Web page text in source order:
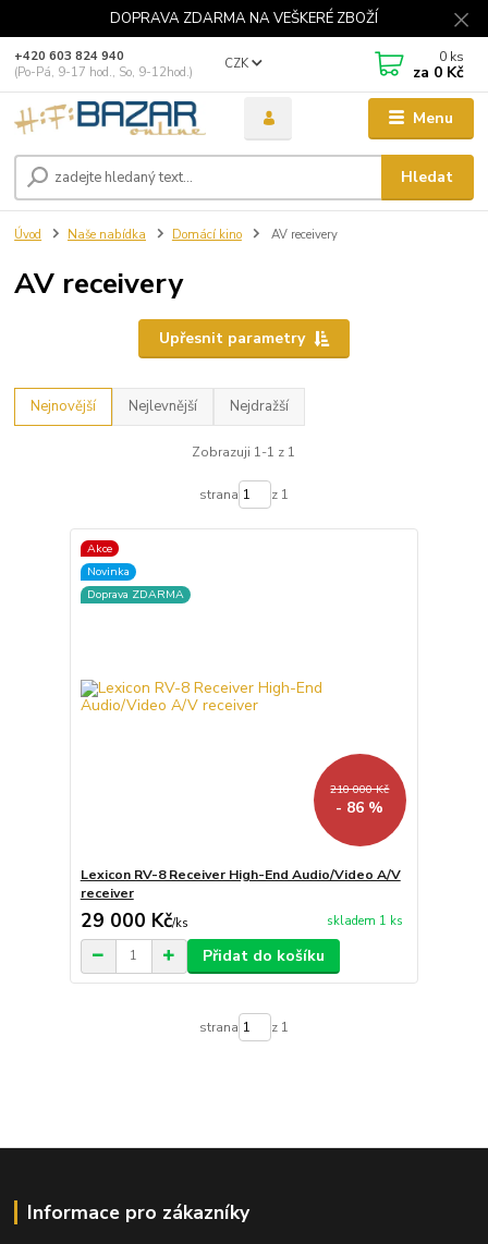
DOPRAVA ZDARMA NA VEŠKERÉ ZBOŽÍ
Menu
CZK
Hledat
+420 603 824 940
(Po-Pá, 9-17 hod., So, 9-12hod.)
0 ks
za 0 Kč
Úvod Naše nabídka Domácí kino AV receivery
AV receivery
Upřesnit parametry
Nejnovější Nejlevnější Nejdražší
Zobrazuji 1-1 z 1
strana z 1
Akce
Novinka
Doprava ZDARMA
210 000 Kč
- 86 %
Lexicon RV-8 Receiver High-End Audio/Video A/V
receiver
29 000 Kč/ks skladem 1 ks
Přidat do košíku
strana z 1
Informace pro zákazníky